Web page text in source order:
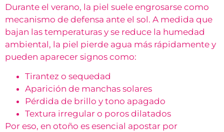
Durante el verano, la piel suele engrosarse como
mecanismo de defensa ante el sol. A medida que
bajan las temperaturas y se reduce la humedad
ambiental, la piel pierde agua más rápidamente y
pueden aparecer signos como:
Tirantez o sequedad
Aparición de manchas solares
Pérdida de brillo y tono apagado
Textura irregular o poros dilatados
Por eso, en otoño es esencial apostar por